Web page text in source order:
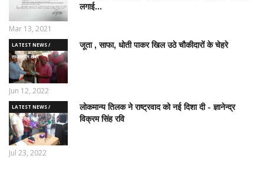
लगाई...
Mar 13, 2021
LATEST NEWS /
ताज़ातरीन खबरें
जूता , साफा, धोती पाकर खिल उठे चौकीदारों के चेहरे
Jun 12, 2022
LATEST NEWS /
ताज़ातरीन खबरें
लोकमान्य तिलक ने राष्ट्रवाद को नई दिशा दी - ज्ञानेन्द्र
विक्रम सिंह रवि
Jul 23, 2022